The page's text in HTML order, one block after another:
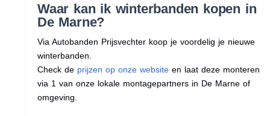
Waar kan ik winterbanden kopen in
De Marne?
Via Autobanden Prijsvechter koop je voordelig je nieuwe
winterbanden.
Check de prijzen op onze websiteen laat deze monteren
via 1 van onze lokale montagepartners in De Marne of
omgeving.